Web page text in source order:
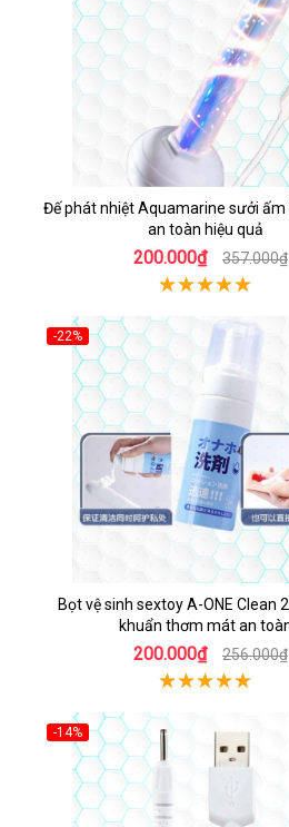
Đế phát nhiệt Aquamarine sưởi ấm
an toàn hiệu quả
200.000₫ 357.000₫
-22%
Bọt vệ sinh sextoy A-ONE Clean
khuẩn thơm mát an
200.000₫ 256.000₫
-14%